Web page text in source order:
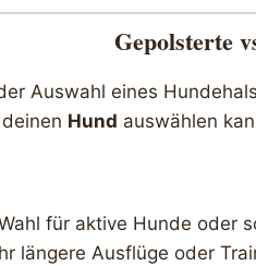
Gepolsterte
Auswahl eines
Hund auswählen
für aktive Hunde oder
längere Ausflüge oder